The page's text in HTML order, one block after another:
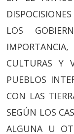
LOS
CULTURAS Y
PUEBLOS
CON LAS
SEGÚN LOS
ALGUNA U